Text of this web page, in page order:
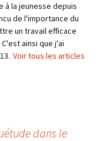
à la jeunesse depuis
de l'importance du
un travail efficace
ainsi que j'ai
Voir tous les articles
dans le